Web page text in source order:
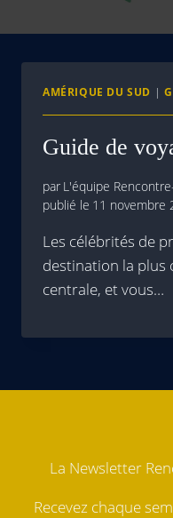
AMÉRIQUE DU SUD |
Guide de
par L'équipe
publié le 11 novembre
Les célébrités de
destination la plus
centrale, et vous…
La Newsletter
Recevez chaque